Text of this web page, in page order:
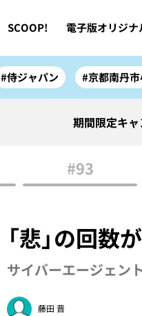
SCOOP! 電子版オリジナ
#侍ジャパン #京都南丹
期間限定キ
#93
「悲」の回
サイバーエージェ
藤田 晋